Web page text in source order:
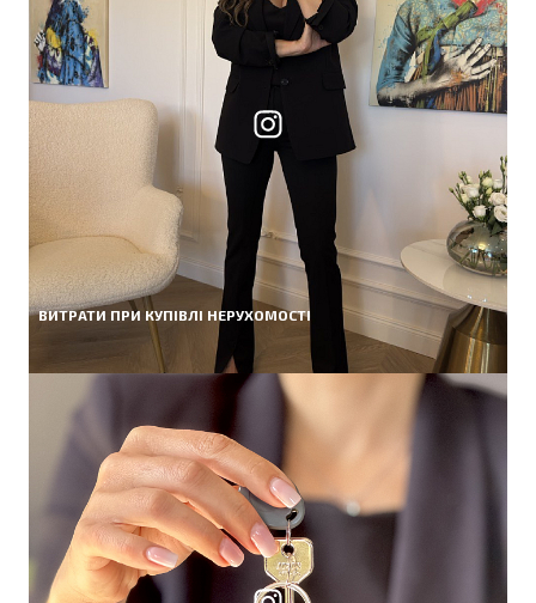
ВИТРАТИ ПРИ КУПІВЛІ НЕРУХОМОСТІ